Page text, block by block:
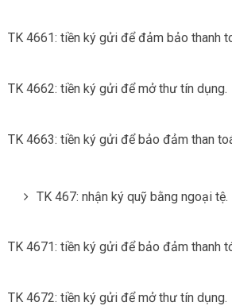
TK 4661: tiền ký gửi để đảm bảo thanh
TK 4662: tiền ký gửi để mở thư tín dụng.
TK 4663: tiền ký gửi để bảo đảm than
TK 467: nhận ký quỹ bằng ngoại tệ.
TK 4671: tiền ký gửi để bảo đảm thanh
TK 4672: tiền ký gửi để mở thư tín dụng.